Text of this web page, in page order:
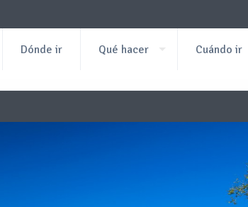
Dónde ir Qué hacer Cuándo ir